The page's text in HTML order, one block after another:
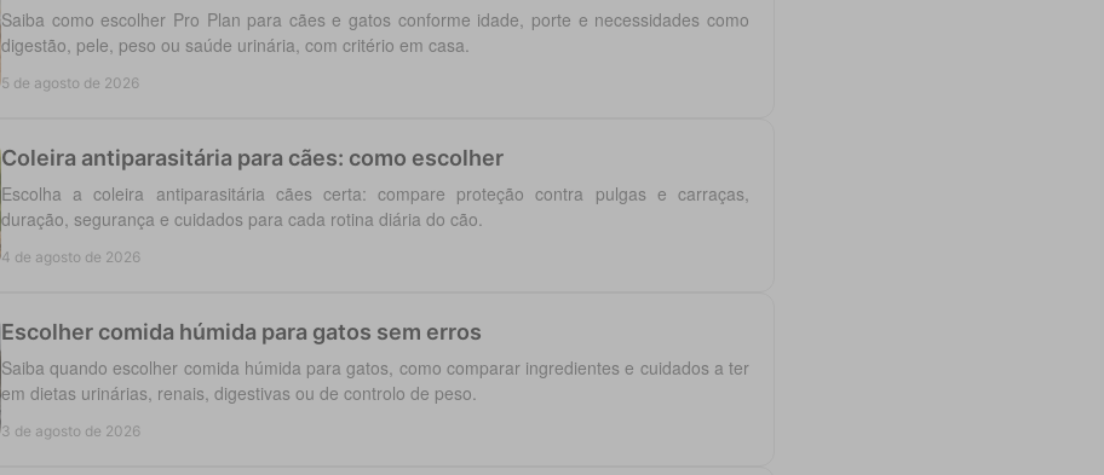
Saiba como escolher Pro Plan para cães e gatos conforme idade, porte e necessidades como
digestão, pele, peso ou saúde urinária, com critério em casa.
5 de agosto de 2026
Coleira antiparasitária para cães: como escolher
Escolha a coleira antiparasitária cães certa: compare proteção contra pulgas e carraças,
duração, segurança e cuidados para cada rotina diária do cão.
4 de agosto de 2026
Escolher comida húmida para gatos sem erros
Saiba quando escolher comida húmida para gatos, como comparar ingredientes e cuidados a ter
em dietas urinárias, renais, digestivas ou de controlo de peso.
3 de agosto de 2026